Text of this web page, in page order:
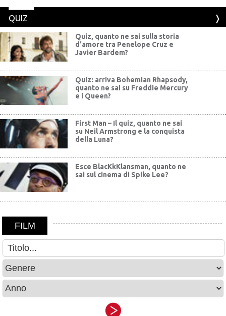
QUIZ
Quiz, quanto ne sai sulla storia
d'amore tra Penelope Cruz e
Javier Bardem?
Quiz: arriva Bohemian Rhapsody,
quanto ne sai su Freddie Mercury
e i Queen?
First Man – Il quiz, quanto ne sai
su Neil Armstrong e la conquista
della Luna?
Esce BlacKkKlansman, quanto ne
sai sul cinema di Spike Lee?